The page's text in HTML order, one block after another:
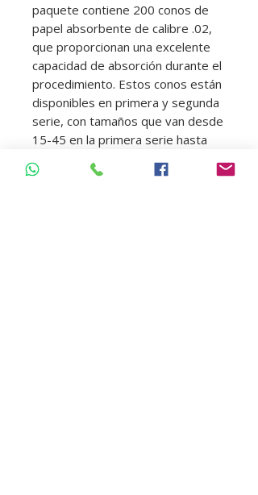
paquete contiene 200 conos de
papel absorbente de calibre .02,
que proporcionan una excelente
capacidad de absorción durante el
procedimiento. Estos conos están
disponibles en primera y segunda
serie, con tamaños que van desde
15-45 en la primera serie hasta
45-80 en la segunda serie, lo que
permite a los profesionales de